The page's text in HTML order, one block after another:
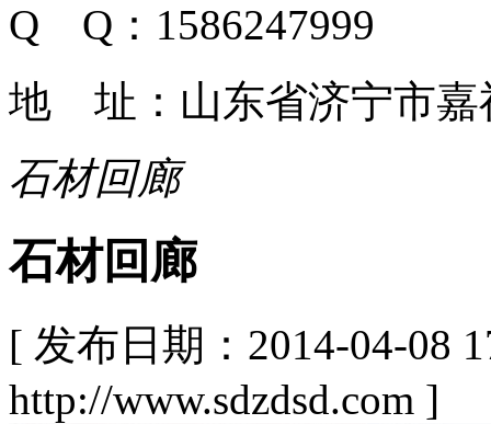
Q Q：1586247999
地 址：山东省济宁市嘉
石材回廊
石材回廊
[ 发布日期：2014-04-08
http://www.sdzdsd.com ]